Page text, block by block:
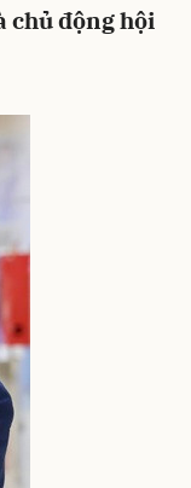
chủ động hội